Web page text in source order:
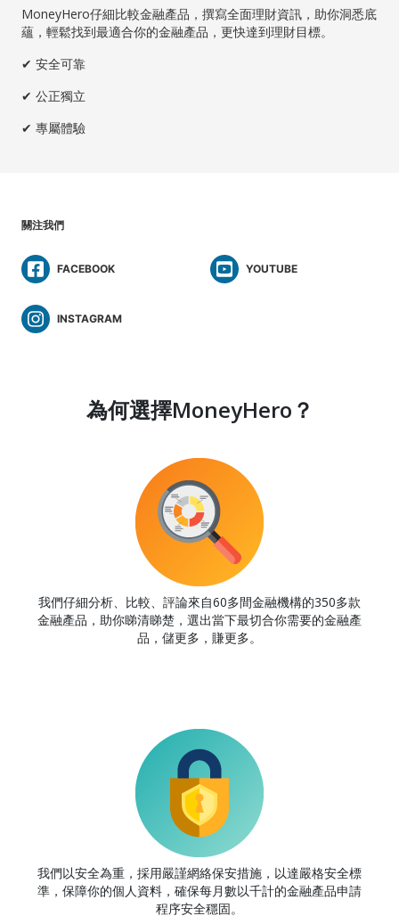
MoneyHero仔細比較金融產品，撰寫全面理財資訊，助你洞悉底
蘊，輕鬆找到最適合你的金融產品，更快達到理財目標。
✔ 安全可靠
✔ 公正獨立
✔ 專屬體驗
關注我們
FACEBOOK YOUTUBE
INSTAGRAM
為何選擇MoneyHero？
我們仔細分析、比較、評論來自60多間金融機構的350多款
金融產品，助你睇清睇楚，選出當下最切合你需要的金融產
品，儲更多，賺更多。
我們以安全為重，採用嚴謹網絡保安措施，以達嚴格安全標
準，保障你的個人資料，確保每月數以千計的金融產品申請
程序安全穩固。